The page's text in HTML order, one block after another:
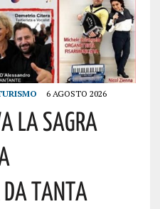
6 AGOSTO 2026
La Sagra
Tanta